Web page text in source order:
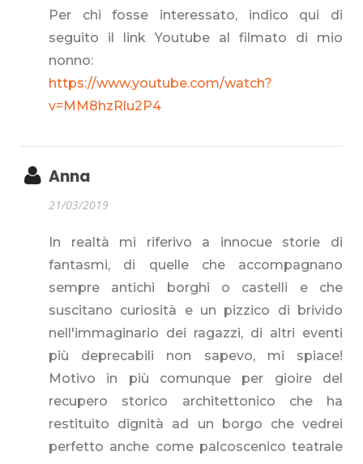
Per chi fosse interessato, indico qui di
seguito il link Youtube al filmato di mio
nonno:
https://www.youtube.com/watch?
v=MM8hzRlu2P4
Anna
21/03/2019
In realtà mi riferivo a innocue storie di
fantasmi, di quelle che accompagnano
sempre antichi borghi o castelli e che
suscitano curiosità e un pizzico di brivido
nell'immaginario dei ragazzi, di altri eventi
più deprecabili non sapevo, mi spiace!
Motivo in più comunque per gioire del
recupero storico architettonico che ha
restituito dignità ad un borgo che vedrei
perfetto anche come palcoscenico teatrale